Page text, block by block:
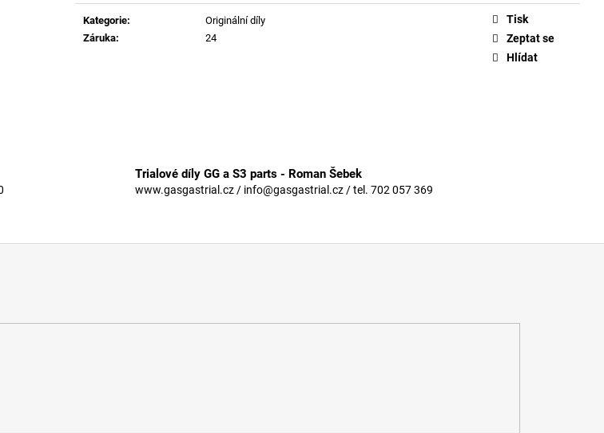
cena:
Kategorie:
Originální díly
Záruka: 24
Tisk
Zeptat se
Hlídat
Trialové díly GG a S3 parts - Roman Šebek
www.gasgastrial.cz / info@gasgastrial.cz / tel. 702 057 369